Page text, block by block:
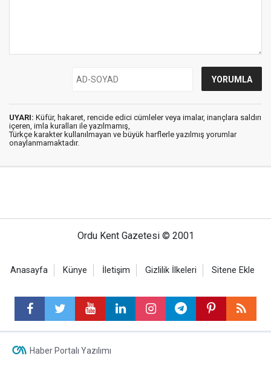
UYARI: Küfür, hakaret, rencide edici cümleler veya imalar, inançlara saldırı
içeren, imla kuralları ile yazılmamış,
Türkçe karakter kullanılmayan ve büyük harflerle yazılmış yorumlar
onaylanmamaktadır.
Ordu Kent Gazetesi © 2001
Anasayfa Künye İletişim Gizlilik İlkeleri Sitene Ekle
Haber Portalı Yazılımı